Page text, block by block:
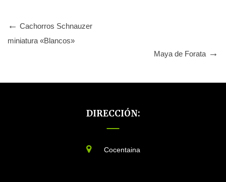
Cachorros Schnauzer
miniatura «Blancos»
Maya de Forata
DIRECCIÓN:
Cocentaina